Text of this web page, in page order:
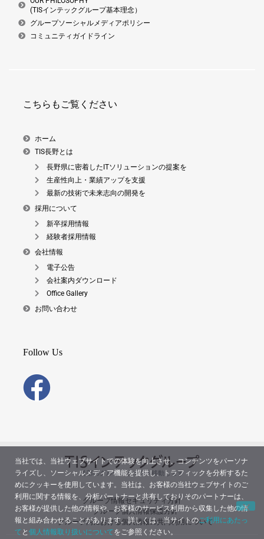
(TISインテックグループ基本理念）
グループソーシャルメディアポリシー
コミュニティガイドライン
こちらもご覧ください
ホーム
TIS長野とは
長野県に密着したITソリューションの提案を
生産性向上・業績アップを支援
最新の技術で未来志向の開発を
採用について
新卒採用情報
経験者採用情報
会社情報
電子公告
会社案内ダウンロード
Office Gallery
お問い合わせ
Follow Us
外部のグループサイトへ移動します
グループ情報セキュリティ方針
グループ個人情報保護方針
グループ内における個人情報の共同利用について
当社では、当社ウェブサイトでの体験を向上させ、コンテンツをパーソナ
ライズし、ソーシャルメディア機能を提供し、トラフィックを分析するた
めにクッキーを使用しています。当社は、お客様の当社ウェブサイトのご
利用に関する情報を、分析パートナーと共有しておりそのパートナーは、
お客様が提供した他の情報や、お客様のサービス利用から収集した他の情
報と組み合わせることがあります。詳しくは、当サイトのご利用にあたっ
て と 個人情報取り扱いについてをご参照ください。